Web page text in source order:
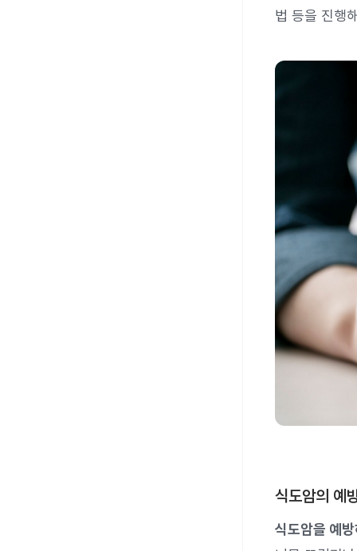
법 등을 진행
식도암의 예
식도암을 예